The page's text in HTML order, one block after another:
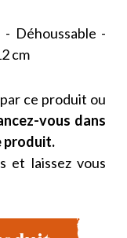
Déhoussable -
cm
ce produit ou
vous dans
produit.
et laissez vous